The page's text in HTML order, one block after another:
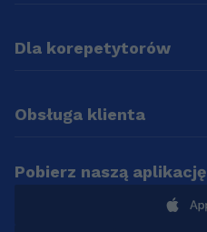
Dla korepetytorów
Obsługa klienta
Pobierz naszą aplikację